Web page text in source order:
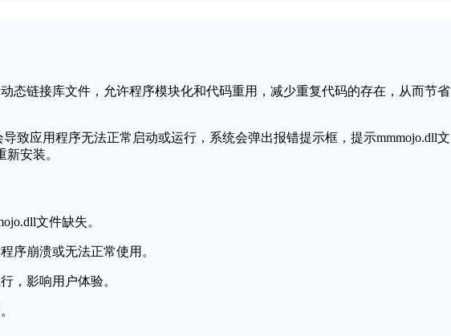
态链接库文件，允许程序模块化和代码重用，减少重复代码的存在，从而节省
致应用程序无法正常启动或运行，系统会弹出报错提示框，提示mmmojo.dll文
安装。
文件缺失。
序崩溃或无法正常使用。
，影响用户体验。